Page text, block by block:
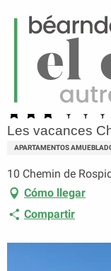
Menú
Página principal
Les vacances
APARTAMENTOS
10 Chemin de
Cómo llegar
Compartir